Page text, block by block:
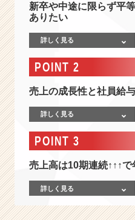
サ
ス
1
0
上
爆
新卒や中途に限らず平
ありたい
詳しく見る
POINT 2
売上の成長性と社員給
詳しく見る
POINT 3
売上高は10期連続↑↑↑
詳しく見る